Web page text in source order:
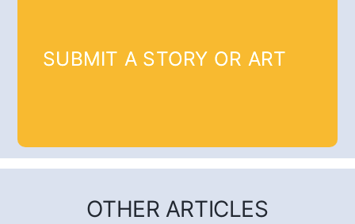
SUBMIT A STORY OR ART
OTHER ARTICLES